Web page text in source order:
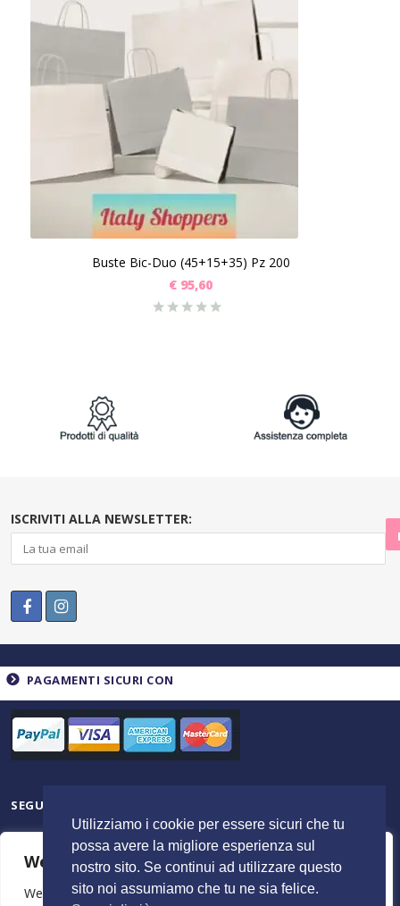
We value your privacy
We use cookies to enhance your browsing experience,
Buste Bic-Duo (45+15+35) Pz 200
€ 95,60
ISCRIVITI ALLA NEWSLETTER:
PAGAMENTI SICURI CON
SEGUICI SU
Utilizziamo i cookie per essere sicuri che tu
possa avere la migliore esperienza sul
nostro sito. Se continui ad utilizzare questo
sito noi assumiamo che tu ne sia felice.